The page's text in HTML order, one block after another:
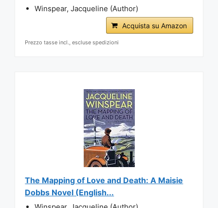
Winspear, Jacqueline (Author)
Acquista su Amazon
Prezzo tasse incl., escluse spedizioni
The Mapping of Love and Death: A Maisie
Dobbs Novel (English...